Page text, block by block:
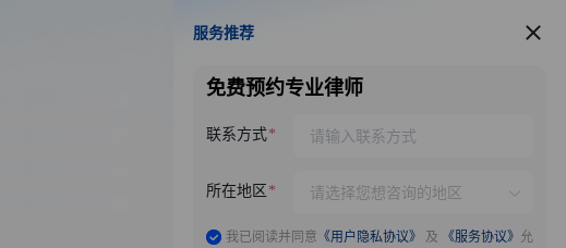
服务推荐
服务推荐
免费预约专业律师
联系方式
所在地区
我已阅读并同意 《用户隐私协议》 及 《服务协议》 允